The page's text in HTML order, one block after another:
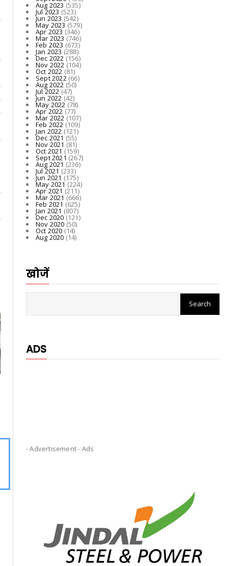
Aug 2023 (535)
Jul 2023 (523)
Jun 2023(542)
May 2023(579)
Apr 2023 (346)
Mar 2023 (746)
Feb 2023 (673)
Jan 2023 (288)
Dec 2022(156)
Nov 2022 (104)
Oct 2022 (81)
Sept 2022(66)
Aug 2022 (50)
Jul 2022 (47)
Jun 2022(42)
May 2022(78)
Apr 2022 (77)
Mar 2022(107)
Feb 2022 (109)
Jan 2022 (121)
Dec 2021 (55)
Nov 2021 (81)
Oct 2021 (159)
Sept 2021 (267)
Aug 2021 (236)
Jul 2021 (233)
Jun 2021(175)
May 2021(224)
Apr 2021 (211)
Mar 2021 (666)
Feb 2021 (625)
Jan 2021 (807)
Dec 2020(121)
Nov 2020 (50)
Oct 2020 (14)
Aug 2020(14)
खोजें
ADS
- Advertisement - Ads